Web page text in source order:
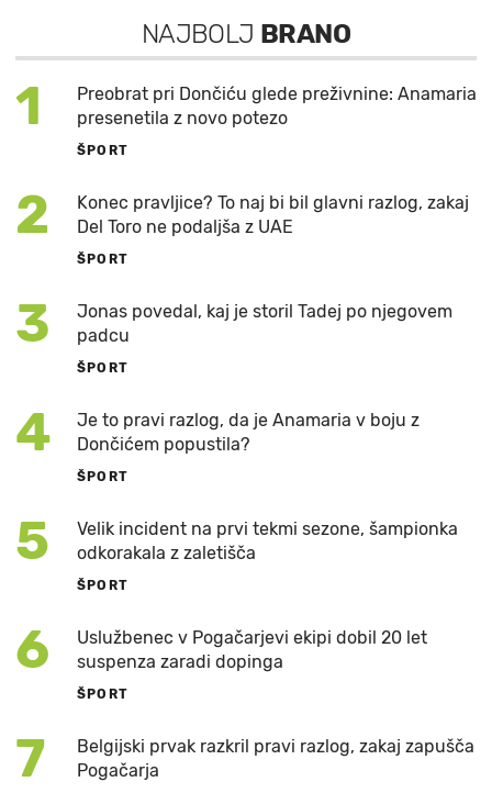
NAJBOLJ BRANO
1
Preobrat pri Dončiću glede preživnine: Anamaria
presenetila z novo potezo
ŠPORT
2
Konec pravljice? To naj bi bil glavni razlog, zakaj
Del Toro ne podaljša z UAE
ŠPORT
3
Jonas povedal, kaj je storil Tadej po njegovem
padcu
ŠPORT
4
Je to pravi razlog, da je Anamaria v boju z
Dončićem popustila?
ŠPORT
5
Velik incident na prvi tekmi sezone, šampionka
odkorakala z zaletišča
ŠPORT
6
Uslužbenec v Pogačarjevi ekipi dobil 20 let
suspenza zaradi dopinga
ŠPORT
7
Belgijski prvak razkril pravi razlog, zakaj zapušča
Pogačarja